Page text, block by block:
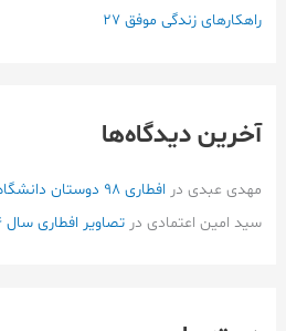
راهکارهای زندگی موفق ۲۷
آخرین دیدگاه‌ها
مهدی عبدی در افطاری ۹۸ دوستان دانشگاه
سید امین اعتمادی درتصاویر افطاری سال 94